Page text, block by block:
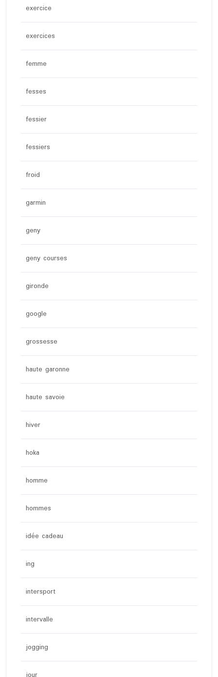
exercice
exercices
femme
fesses
fessier
fessiers
froid
garmin
geny
geny courses
gironde
google
grossesse
haute garonne
haute savoie
hiver
hoka
homme
hommes
idée cadeau
ing
intersport
intervalle
jogging